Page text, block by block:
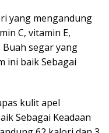
yang mengandung
C, vitamin E,
segar yang
ini baik Sebagai
kulit apel
Sebagai Keadaan